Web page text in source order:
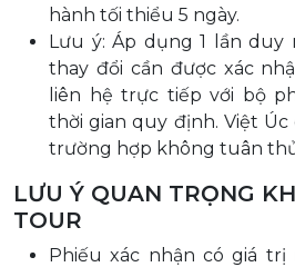
hành tối thiểu 5 ngày.
Lưu ý: Áp dụng 1 lần duy
thay đổi cần được xác
liên hệ trực tiếp với bộ
thời gian quy định. Việt
trường hợp không tuân
LƯU Ý QUAN TRỌNG
TOUR
Phiếu xác nhận có giá